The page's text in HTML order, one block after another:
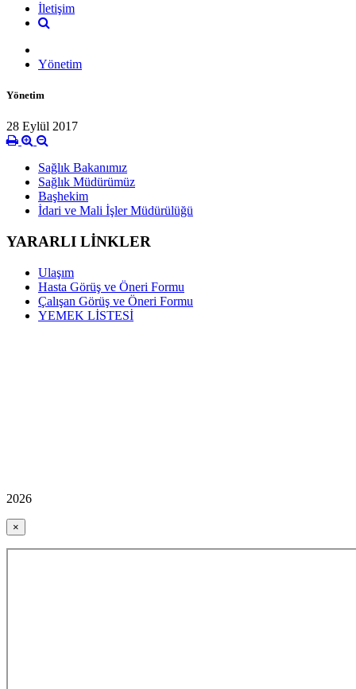
İletişim
Yönetim
Yönetim
28 Eylül 2017
Sağlık Bakanımız
Sağlık Müdürümüz
Başhekim
İdari ve Mali İşler Müdürülüğü
YARARLI LİNKLER
Ulaşım
Hasta Görüş ve Öneri Formu
Çalışan Görüş ve Öneri Formu
YEMEK LİSTESİ
2026
×